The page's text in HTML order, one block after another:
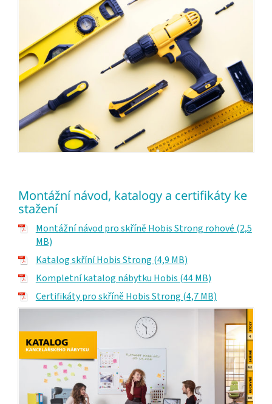
Montážní návod, katalogy a certifikáty ke
stažení
Montážní návod pro skříně Hobis Strong rohové (2,5
MB)
Katalog skříní Hobis Strong (4,9 MB)
Kompletní katalog nábytku Hobis (44 MB)
Certifikáty pro skříně Hobis Strong (4,7 MB)